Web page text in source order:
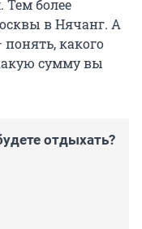
Тем более
в Нячанг. А
какого
сумму вы
отдыхать?